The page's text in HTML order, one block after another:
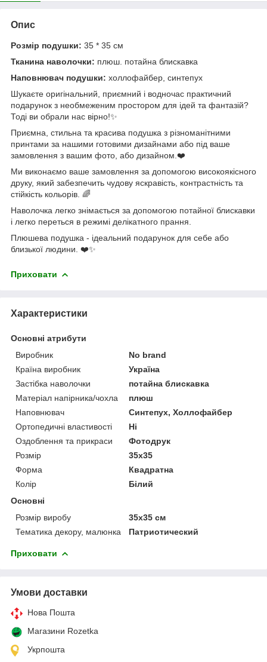
Опис
Розмір подушки: 35 * 35 см
Тканина наволочки: плюш. потайна блискавка
Наповнювач подушки: холлофайбер, синтепух
Шукаєте оригінальний, приємний і водночас практичний
подарунок з необмеженим простором для ідей та фантазій?
Тоді ви обрали нас вірно!✨
Приємна, стильна та красива подушка з різноманітними
принтами за нашими готовими дизайнами або під ваше
замовлення з вашим фото, або дизайном.❤️
Ми виконаємо ваше замовлення за допомогою високоякісного
друку, який забезпечить чудову яскравість, контрастність та
стійкість кольорів. 🌈
Наволочка легко знімається за допомогою потайної блискавки
і легко переться в режимі делікатного прання.
Плюшева подушка - ідеальний подарунок для себе або
близької людини. ❤️✨
Приховати
Характеристики
Основні атрибути
Виробник
No brand
Країна виробник
Україна
Застібка наволочки
потайна блискавка
Матеріал напірника/чохла
плюш
Наповнювач
Синтепух, Холлофайбер
Ортопедичні властивості
Ні
Оздоблення та прикраси
Фотодрук
Розмір
35x35
Форма
Квадратна
Колір
Білий
Основні
Розмір виробу
35х35 см
Тематика декору, малюнка
Патриотический
Приховати
Умови доставки
Нова Пошта
Магазини Rozetka
Укрпошта